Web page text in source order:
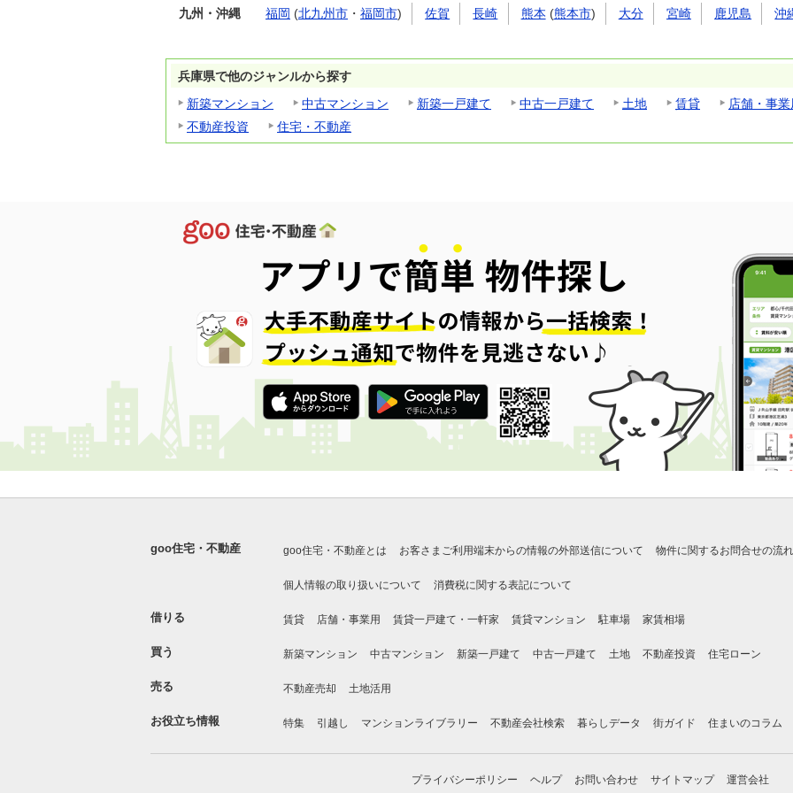
九州・沖縄 福岡 (北九州市 ・ 福岡市) 佐賀 長崎 熊本 (熊本市) 大分 宮崎 鹿児島 沖
兵庫県で他のジャンルから探す
新築マンション
中古マンション 新築一戸建て 中古一戸建て 土地 賃貸
店舗・事業
不動産投資
住宅・不動産
goo住宅・不動産 goo住宅・不動産とは お客さまご利用端末からの情報の外部送信について 物件に関するお問合せの流れ
個人情報の取り扱いについて 消費税に関する表記について
借りる 賃貸 店舗・事業用 賃貸一戸建て・一軒家 賃貸マンション 駐車場 家賃相場
買う 新築マンション 中古マンション 新築一戸建て 中古一戸建て 土地 不動産投資 住宅ローン
売る 不動産売却 土地活用
お役立ち情報 特集 引越し マンションライブラリー 不動産会社検索 暮らしデータ 街ガイド 住まいのコラム
プライバシーポリシー ヘルプ お問い合わせ サイトマップ 運営会社